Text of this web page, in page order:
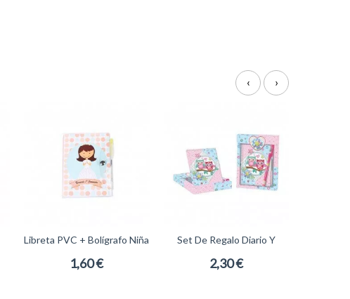
‹ ›
Libreta PVC + Bolígrafo Niña
1,60 €
Set De Regalo Diario Y
2,30 €